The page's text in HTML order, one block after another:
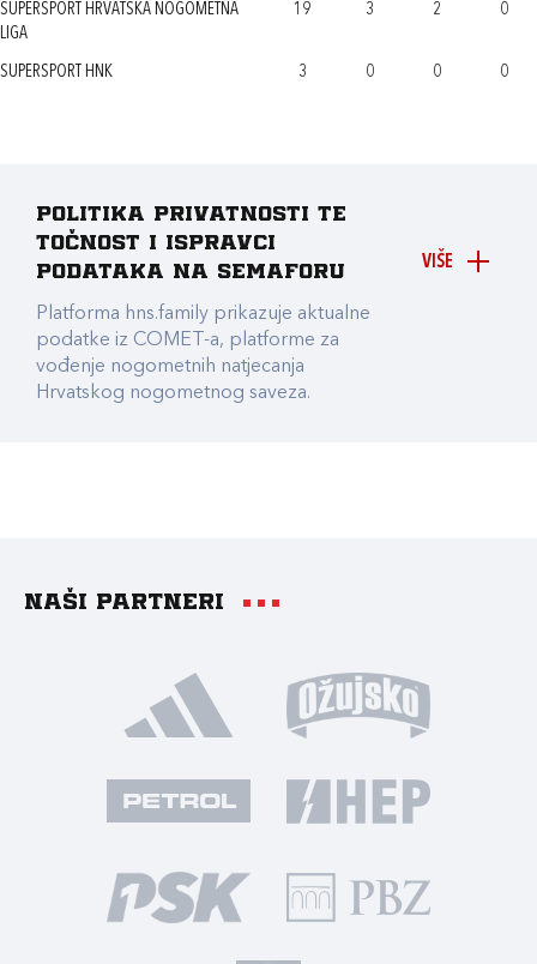
SUPERSPORT HRVATSKA NOGOMETNA
LIGA
19 3 2 0
SUPERSPORT HNK 3 0 0 0
VIŠE
Politika privatnosti te
točnost i ispravci
podataka na Semaforu
Platforma hns.family prikazuje aktualne
podatke iz COMET-a, platforme za
vođenje nogometnih natjecanja
Hrvatskog nogometnog saveza.
Naši partneri